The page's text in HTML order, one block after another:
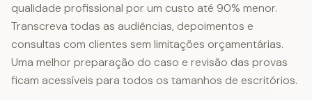
qualidade profissional por um custo até 90% menor.
Transcreva todas as audiências, depoimentos e
consultas com clientes sem limitações orçamentárias.
Uma melhor preparação do caso e revisão das provas
ficam acessíveis para todos os tamanhos de escritórios.